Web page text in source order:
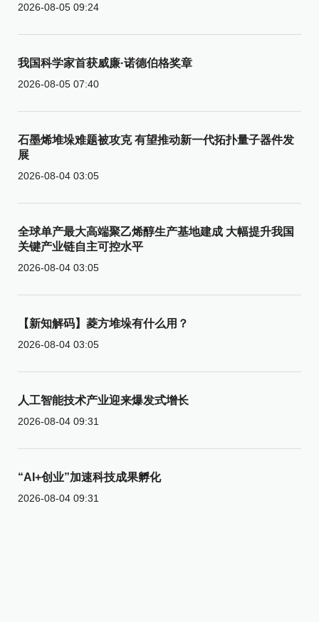
2026-08-05 09:24
我国科学家首获威廉·诺德伯格奖章
2026-08-05 07:40
石墨烯堆垛难题被攻克 有望推动新一代拓扑量子器件发
展
2026-08-04 03:05
全球单产最大高端聚乙烯醇生产基地建成 大幅提升我国
关键产业链自主可控水平
2026-08-04 03:05
【新知解码】菱方堆垛有什么用？
2026-08-04 03:05
人工智能技术产业迎来爆发式增长
2026-08-04 09:31
“AI+创业”加速科技成果孵化
2026-08-04 09:31